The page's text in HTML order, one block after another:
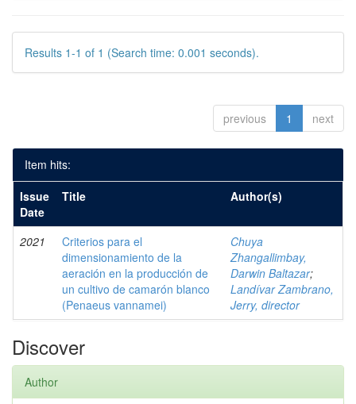
Results 1-1 of 1 (Search time: 0.001 seconds).
previous 1 next
Item hits:
Issue
Date
Title Author(s)
2021
Criterios para el
dimensionamiento de la
aeración en la producción de
un cultivo de camarón blanco
(Penaeus vannamei)
Chuya
Zhangallimbay,
Darwin Baltazar;
Landívar Zambrano,
Jerry, director
Discover
Author